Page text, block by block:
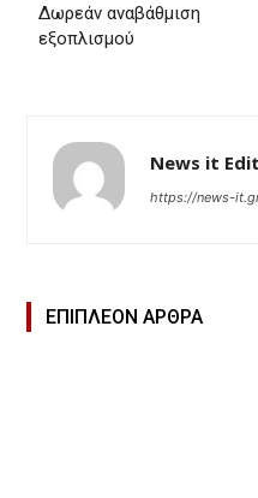
Δωρεάν αναβάθμιση
εξοπλισμού
News it
https://news-
ΕΠΙΠΛΕΟΝ ΑΡΘΡΑ